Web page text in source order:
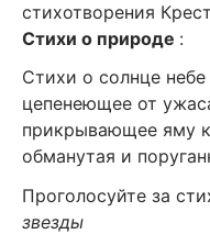
стихотворения
Стихи о природе :
Стихи о солнце
цепенеющее от
прикрывающее яму
обманутая и
Проголосуйте за
звезды